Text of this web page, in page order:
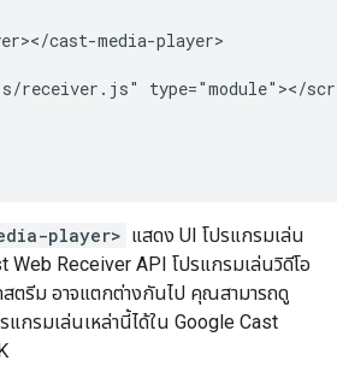
cast-media-player>
receiver.js" type="module"></
player> แสดง UI โปรแกรมเล่น
Web Receiver API โปรแกรมเล่นวิดีโอ
ตรีม อาจแตกต่างกันไป คุณสามารถดู
กรมเล่นเหล่านี้ได้ใน Google Cast